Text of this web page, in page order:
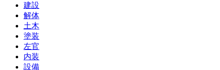
建設
解体
土木
塗装
左官
内装
設備